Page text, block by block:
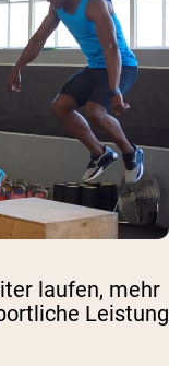
laufen, mehr
Leistung